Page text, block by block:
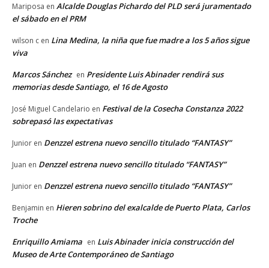
Mariposa en Alcalde Douglas Pichardo del PLD será juramentado
el sábado en el PRM
wilson c en Lina Medina, la niña que fue madre a los 5 años sigue
viva
Marcos Sánchez en Presidente Luis Abinader rendirá sus
memorias desde Santiago, el 16 de Agosto
José Miguel Candelario en Festival de la Cosecha Constanza 2022
sobrepasó las expectativas
Junior en Denzzel estrena nuevo sencillo titulado “FANTASY”
Juan en Denzzel estrena nuevo sencillo titulado “FANTASY”
Junior en Denzzel estrena nuevo sencillo titulado “FANTASY”
Benjamin en Hieren sobrino del exalcalde de Puerto Plata, Carlos
Troche
Enriquillo Amiama en Luis Abinader inicia construcción del
Museo de Arte Contemporáneo de Santiago